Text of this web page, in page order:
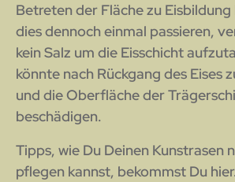
Betreten der Fläche zu
dies dennoch einmal passieren,
kein Salz um die Eisschicht
könnte nach Rückgang des Eises
und die Oberfläche der
beschädigen.
Tipps, wie Du Deinen Kunstrasen
pflegen kannst, bekommst Du